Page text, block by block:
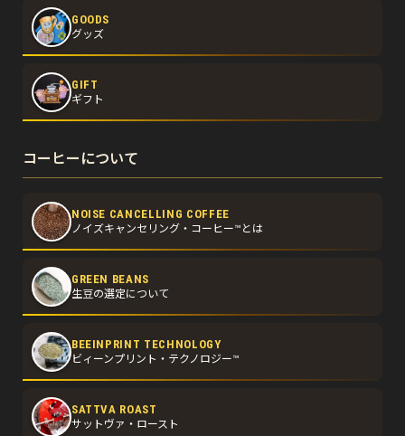
GOODS
グッズ
GIFT
ギフト
コーヒーについて
NOISE CANCELLING COFFEE
ノイズキャンセリング・コーヒー™とは
GREEN BEANS
生豆の選定について
BEEINPRINT TECHNOLOGY
ビィーンプリント・テクノロジー™
SATTVA ROAST
サットヴァ・ロースト